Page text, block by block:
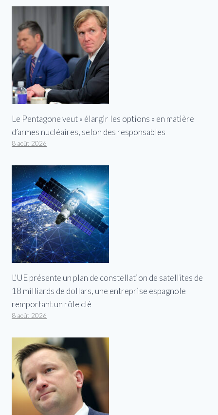
Le Pentagone veut « élargir les options » en matière
d’armes nucléaires, selon des responsables
8 août 2026
L’UE présente un plan de constellation de satellites de
18 milliards de dollars, une entreprise espagnole
remportant un rôle clé
8 août 2026